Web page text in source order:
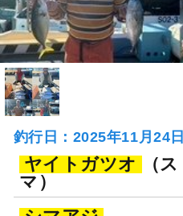
釣行日：2025年11月24
ヤイトガツオ
マ）